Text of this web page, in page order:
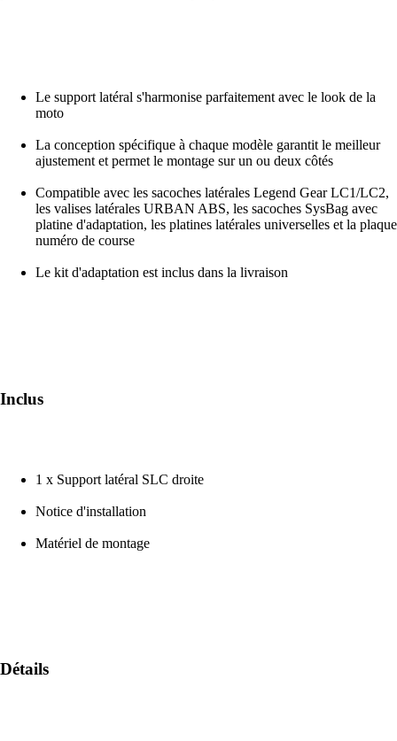
Le support latéral s'harmonise parfaitement avec le look de la
moto
La conception spécifique à chaque modèle garantit le meilleur
ajustement et permet le montage sur un ou deux côtés
Compatible avec les sacoches latérales Legend Gear LC1/LC2,
les valises latérales URBAN ABS, les sacoches SysBag avec
platine d'adaptation, les platines latérales universelles et la plaque
numéro de course
Le kit d'adaptation est inclus dans la livraison
Inclus
1 x Support latéral SLC droite
Notice d'installation
Matériel de montage
Détails